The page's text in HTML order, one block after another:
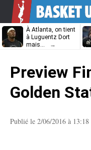
À Atlanta, on tient
à Luguentz Dort
mais…
Unibet
Preview
Golden
Publié le 2/06/2016 à 13:18